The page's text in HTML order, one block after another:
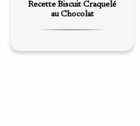
Recette Biscuit Craquelé
au Chocolat